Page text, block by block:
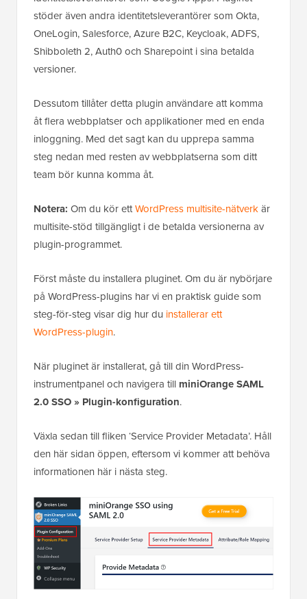
stöder även andra identitetsleverantörer som Okta,
OneLogin, Salesforce, Azure B2C, Keycloak, ADFS,
Shibboleth 2, Auth0 och Sharepoint i sina betalda
versioner.
Dessutom tillåter detta plugin användare att komma
åt flera webbplatser och applikationer med en enda
inloggning. Med det sagt kan du upprepa samma
steg nedan med resten av webbplatserna som ditt
team bör kunna komma åt.
Notera: Om du kör ettWordPress multisite-nätverkär
multisite-stöd tillgängligt i de betalda versionerna av
plugin-programmet.
Först måste du installera pluginet. Om du är nybörjare
på WordPress-plugins har vi en praktisk guide som
steg-för-steg visar dig hur du installerar ett
WordPress-plugin.
När pluginet är installerat, gå till din WordPress-
instrumentpanel och navigera till miniOrange SAML
2.0 SSO » Plugin-konfiguration.
Växla sedan till fliken ‘Service Provider Metadata’. Håll
den här sidan öppen, eftersom vi kommer att behöva
informationen här i nästa steg.